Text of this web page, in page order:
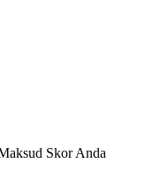
Skor Anda